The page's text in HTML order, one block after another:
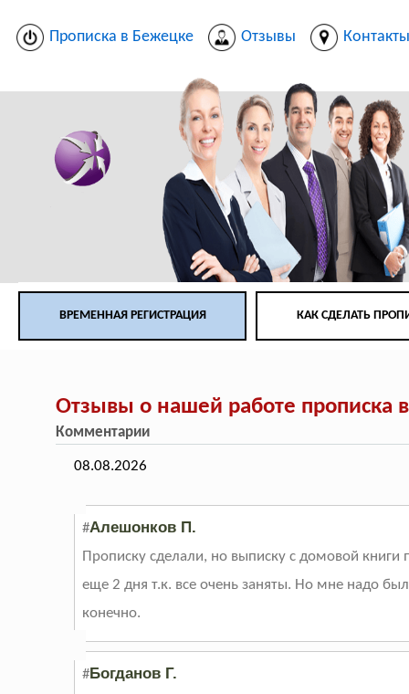
Прописка в Бежецке Отзывы
ВРЕМЕННАЯ РЕГИСТРАЦИЯ КАК СДЕЛАТЬ
Отзывы о нашей работе прописка
Комментарии
08.08.2026
#Алешонков П.
Прописку сделали, но выписку с домовой
еще 2 дня т.к. все очень заняты. Но мне надо
конечно.
#Богданов Г.